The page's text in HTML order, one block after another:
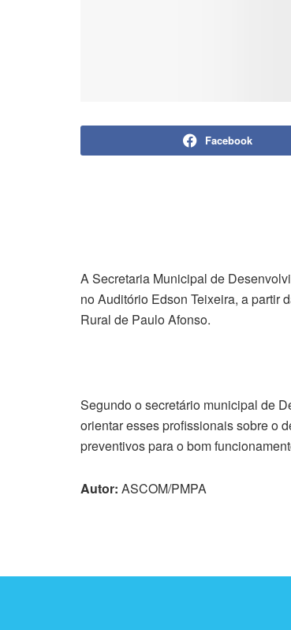
Facebook
A Secretaria Municipal de
no Auditório Edson Teixeira, a partir
Rural de Paulo Afonso.
Segundo o secretário municipal de
orientar esses profissionais sobre o
preventivos para o bom
Autor: ASCOM/PMPA